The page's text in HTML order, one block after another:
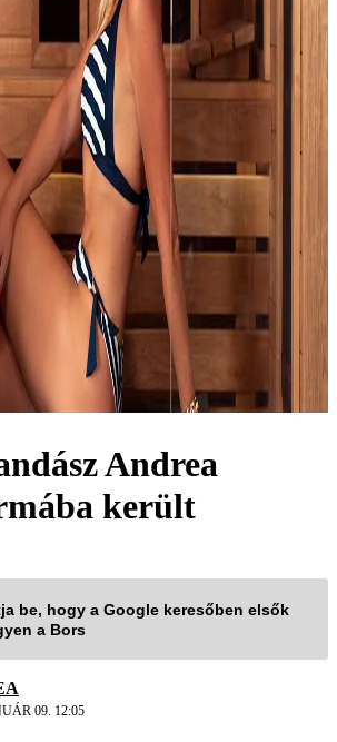
Andrea
került
be, hogy a Google keresőben elsők
a Bors
09. 12:05